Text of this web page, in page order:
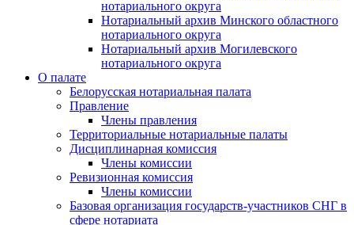
нотариального округа
Нотариальный архив Минского областного
нотариального округа
Нотариальный архив Могилевского
нотариального округа
О палате
Белорусская нотариальная палата
Правление
Члены правления
Территориальные нотариальные палаты
Дисциплинарная комиссия
Члены комиссии
Ревизионная комиссия
Члены комиссии
Базовая организация государств-участников СНГ в
сфере нотариата